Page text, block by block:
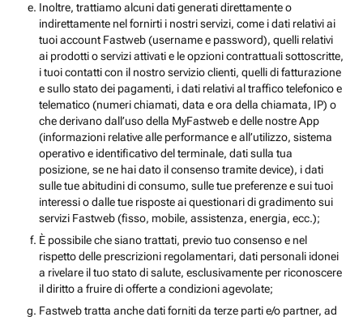
Inoltre, trattiamo alcuni dati generati direttamente o
indirettamente nel fornirti i nostri servizi, come i dati relativi ai
tuoi account Fastweb (username e password), quelli relativi
ai prodotti o servizi attivati e le opzioni contrattuali sottoscritte,
i tuoi contatti con il nostro servizio clienti, quelli di fatturazione
e sullo stato dei pagamenti, i dati relativi al traffico telefonico e
telematico (numeri chiamati, data e ora della chiamata, IP) o
che derivano dall’uso della MyFastweb e delle nostre App
(informazioni relative alle performance e all’utilizzo, sistema
operativo e identificativo del terminale, dati sulla tua
posizione, se ne hai dato il consenso tramite device), i dati
sulle tue abitudini di consumo, sulle tue preferenze e sui tuoi
interessi o dalle tue risposte ai questionari di gradimento sui
servizi Fastweb (fisso, mobile, assistenza, energia, ecc.);
È possibile che siano trattati, previo tuo consenso e nel
rispetto delle prescrizioni regolamentari, dati personali idonei
a rivelare il tuo stato di salute, esclusivamente per riconoscere
il diritto a fruire di offerte a condizioni agevolate;
Fastweb tratta anche dati forniti da terze parti e/o partner, ad